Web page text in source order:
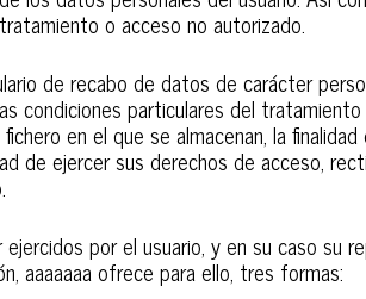
o acceso no autorizado.
de recabo de datos de carácter
condiciones particulares del
en el que se almacenan, la
de ejercer sus derechos de acceso,
por el usuario, y en su caso
aaaaaaa ofrece para ello, tres formas: